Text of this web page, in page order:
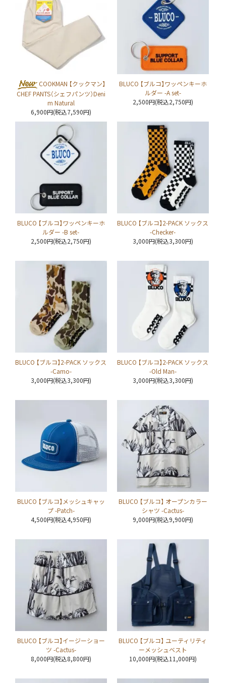
COOKMAN 【クックマン】
CHEF PANTS（シェフパンツ）Deni
m Natural
6,900円(税込7,590円)
BLUCO 【ブルコ】ワッペンキーホ
ルダー -A set-
2,500円(税込2,750円)
BLUCO 【ブルコ】ワッペンキーホ
ルダー -B set-
2,500円(税込2,750円)
BLUCO 【ブルコ】2-PACK ソックス
-Checker-
3,000円(税込3,300円)
BLUCO 【ブルコ】2-PACK ソックス
-Camo-
3,000円(税込3,300円)
BLUCO 【ブルコ】2-PACK ソックス
-Old Man-
3,000円(税込3,300円)
BLUCO 【ブルコ】メッシュキャッ
プ -Patch-
4,500円(税込4,950円)
BLUCO 【ブルコ】 オープンカラー
シャツ -Cactus-
9,000円(税込9,900円)
BLUCO 【ブルコ】イージーショー
ツ -Cactus-
8,000円(税込8,800円)
BLUCO 【ブルコ】 ユーティリティ
ーメッシュベスト
10,000円(税込11,000円)